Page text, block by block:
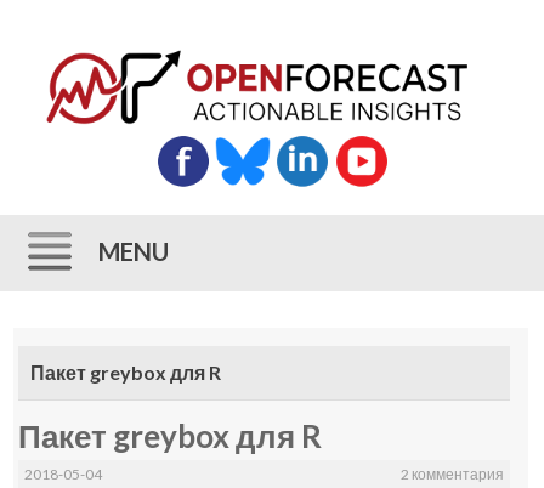
MENU
content
Пакет greybox для R
Пакет greybox для R
2018-05-04 2 комментария